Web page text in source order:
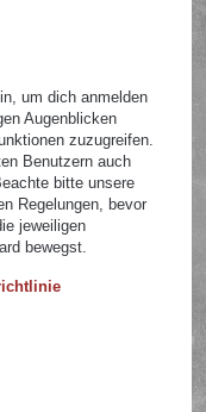
um dich anmelden
Augenblicken
zuzugreifen.
Benutzern auch
bitte unsere
Regelungen, bevor
jeweiligen
bewegst.